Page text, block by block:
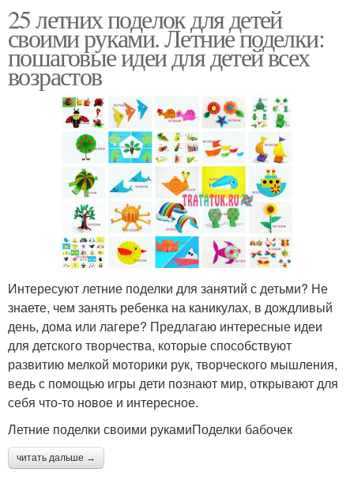
25 летних поделок для детей
своими руками. Летние поделки:
пошаговые идеи для детей всех
возрастов
Интересуют летние поделки для занятий с детьми? Не
знаете, чем занять ребенка на каникулах, в дождливый
день, дома или лагере? Предлагаю интересные идеи
для детского творчества, которые способствуют
развитию мелкой моторики рук, творческого мышления,
ведь с помощью игры дети познают мир, открывают для
себя что-то новое и интересное.
Летние поделки своими рукамиПоделки бабочек
читать дальше →